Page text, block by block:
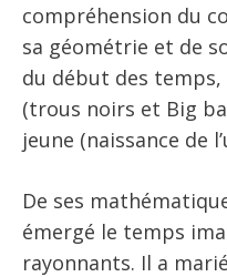
compréhension du
sa géométrie et de
du début des temps,
(trous noirs et Big
jeune (naissance de
De ses
émergé le temps
rayonnants. Il a